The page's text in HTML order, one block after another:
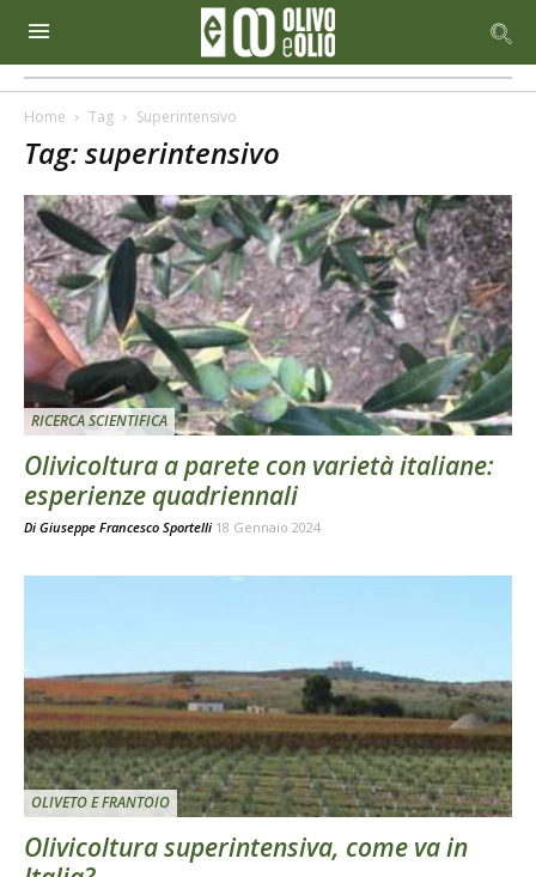
Home Tag Superintensivo
Tag: superintensivo
RICERCA SCIENTIFICA
Olivicoltura a parete con varietà italiane:
esperienze quadriennali
Di Giuseppe Francesco Sportelli 18 Gennaio 2024
OLIVETO E FRANTOIO
Olivicoltura superintensiva, come va in